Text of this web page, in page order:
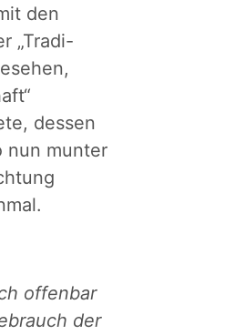
den
„Tradi-
dessen
nun munter
offenbar
der